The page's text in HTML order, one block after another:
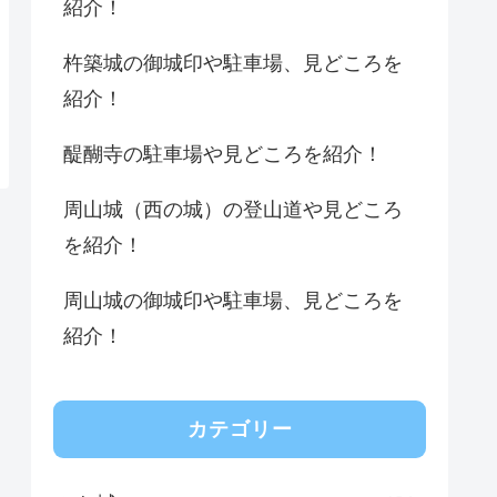
紹介！
杵築城の御城印や駐車場、見どころを
紹介！
醍醐寺の駐車場や見どころを紹介！
周山城（西の城）の登山道や見どころ
を紹介！
周山城の御城印や駐車場、見どころを
紹介！
カテゴリー